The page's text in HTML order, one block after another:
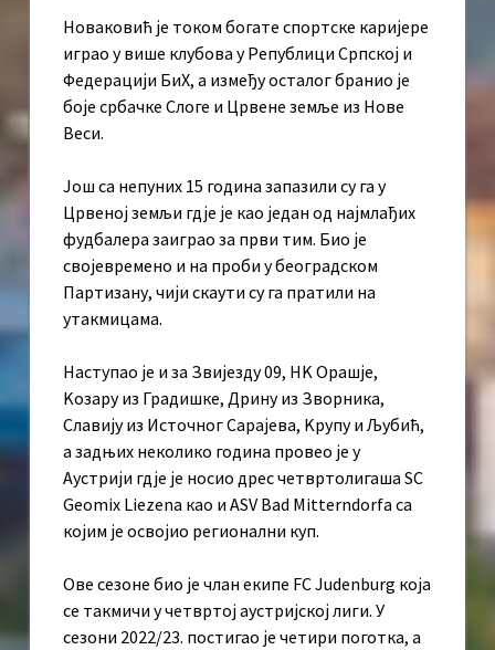
Новаковић је током богате спортске каријере
играо у више клубова у Републици Српској и
Федерацији БиХ, а између осталог бранио је
боје србачке Слоге и Црвене земље из Нове
Веси.
Још са непуних 15 година запазили су га у
Црвеној земљи гдје је као један од најмлађих
фудбалера заиграо за први тим. Био је
својевремено и на проби у београдском
Партизану, чији скаути су га пратили на
утакмицама.
Наступао је и за Звијезду 09, НK Орашје,
Kозару из Градишке, Дрину из Зворника,
Славију из Источног Сарајева, Kрупу и Љубић,
а задњих неколико година провео је у
Аустрији гдје је носио дрес четвртолигаша SC
Geomix Liezena као и ASV Bad Mitterndorfa са
којим је освојио регионални куп.
Ове сезоне био је члан екипе FC Judenburg која
се такмичи у четвртој аустријској лиги. У
сезони 2022/23. постигао је четири поготка, а